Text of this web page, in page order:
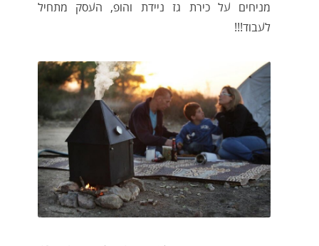
מניחים על כירת גז ניידת והופ, העסק מתחיל
לעבוד!!!